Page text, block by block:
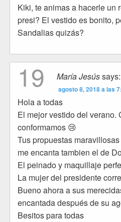
Kiki, te animas a hacerle un
presi? El vestido es bonito,
Sandalias quizás?
19 María Jesússays:
agosto 8, 2018 a las
Hola a todas
El mejor vestido del verano.
conformamos 😢
Tus propuestas
me encanta tambien el de
El peinado y maquillaje
La mujer del presidente
Bueno ahora a sus
encantada después de su
Besitos para todas